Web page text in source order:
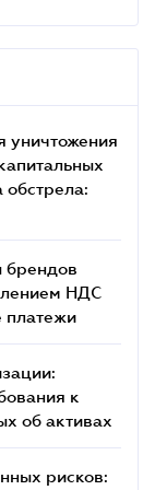
уничтожения
обстрела:
брендов
НДС
платежи
к
об активах
рисков: